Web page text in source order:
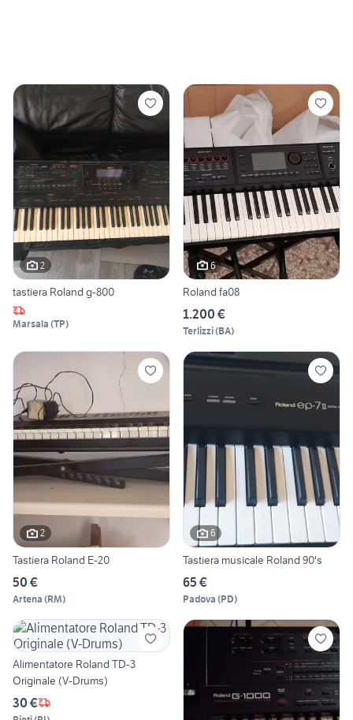
2
tastiera Roland g-800
Marsala (TP)
6
Roland fa08
1.200 €
Terlizzi(BA)
2
Tastiera Roland E-20
50 €
Artena (RM)
6
Tastiera musicale Roland 90's
65 €
Padova (PD)
Alimentatore Roland TD-3
Originale (V-Drums)
30 €